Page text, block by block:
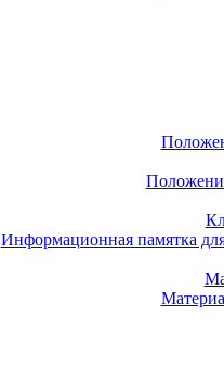
Информационная памятка